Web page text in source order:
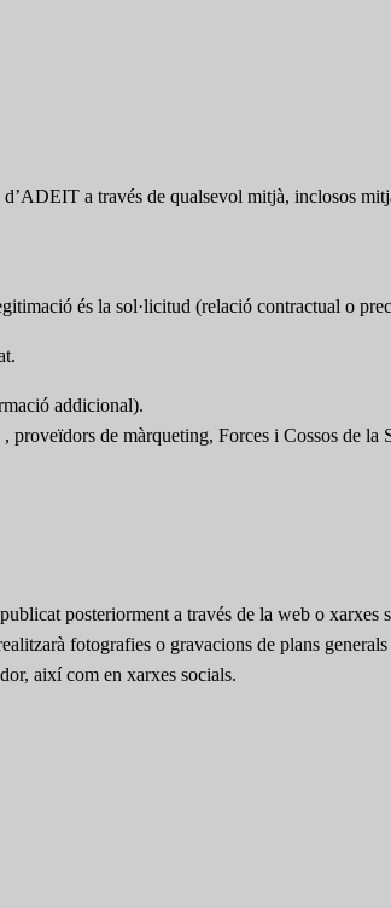
a través de qualsevol mitjà, inclosos
és la sol·licitud (relació contractual o
addicional).
de màrqueting, Forces i Cossos de la
posteriorment a través de la web o xarxes
fotografies o gravacions de plans generals
així com en xarxes socials.